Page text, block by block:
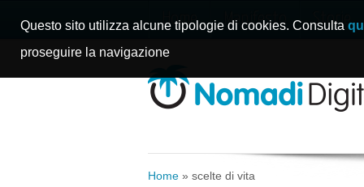
Home Manifesto Storie
Home » scelte di vita
Questo sito utilizza alcune tipologie di cookies. Consulta
proseguire la navigazione